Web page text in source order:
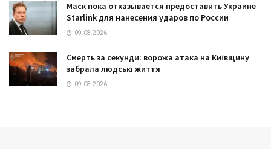
Маск пока отказывается предоставить Украине
Starlink для нанесения ударов по России
09.08.2026
Смерть за секунди: ворожа атака на Київщину
забрала людські життя
09.08.2026